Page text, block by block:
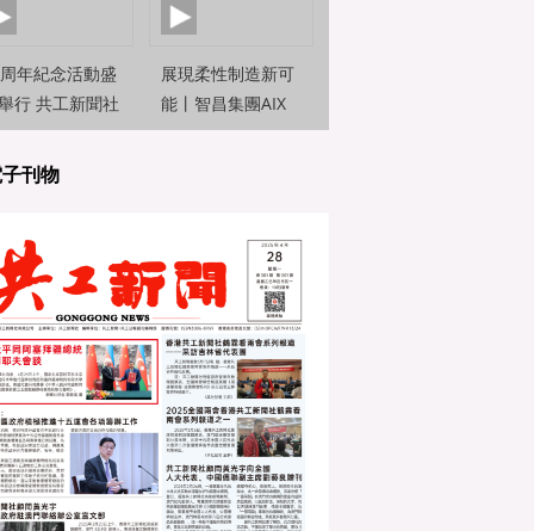
年紀念活動盛
行 共工新聞社
新聞觀察員前
擊
展現柔性制造新可
能丨智昌集團AIX
機器人亮相2025世
刊物